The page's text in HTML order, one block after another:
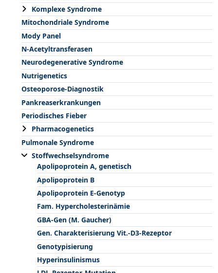
Komplexe Syndrome
Mitochondriale Syndrome
Mody Panel
N-Acetyltransferasen
Neurodegenerative Syndrome
Nutrigenetics
Osteoporose-Diagnostik
Pankreaserkrankungen
Periodisches Fieber
Pharmacogenetics
Pulmonale Syndrome
Stoffwechselsyndrome
Apolipoprotein A, genetisch
Apolipoprotein B
Apolipoprotein E-Genotyp
Fam. Hypercholesterinämie
GBA-Gen (M. Gaucher)
Gen. Charakterisierung Vit.-D3-Rezeptor
Genotypisierung
Hyperinsulinismus